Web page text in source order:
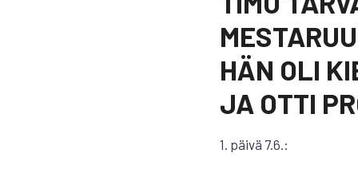
HÄN OLI
JA OTTI
1. päivä 7.6.: